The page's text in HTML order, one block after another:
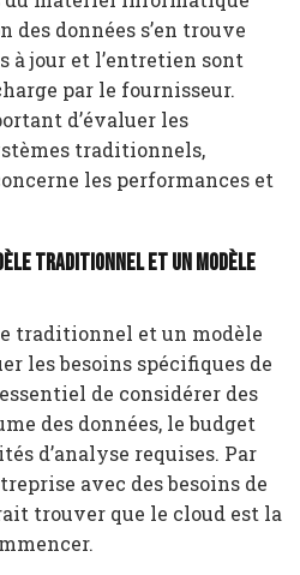
des données s’en trouve
à jour et l’entretien sont
par le fournisseur.
d’évaluer les
traditionnels,
les performances et
traditionnel et un modèle
traditionnel et un modèle
les besoins spécifiques de
de considérer des
des données, le budget
d’analyse requises. Par
avec des besoins de
trouver que le cloud est la